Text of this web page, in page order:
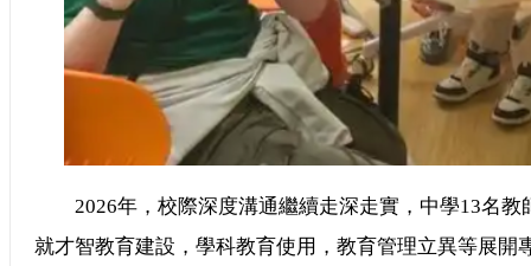
2026年，校際深度溝通繼續走深走實，中學13名教
就才智教育建設，學科教育使用，教育管理立異